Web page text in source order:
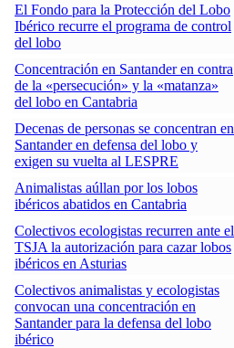
El Fondo para la Protección del Lobo
Ibérico recurre el programa de control
del lobo
Concentración en Santander en contra
de la «persecución» y la «matanza»
del lobo en Cantabria
Decenas de personas se concentran en
Santander en defensa del lobo y
exigen su vuelta al LESPRE
Animalistas aúllan por los lobos
ibéricos abatidos en Cantabria
Colectivos ecologistas recurren ante el
TSJA la autorización para cazar lobos
ibéricos en Asturias
Colectivos animalistas y ecologistas
convocan una concentración en
Santander para la defensa del lobo
ibérico